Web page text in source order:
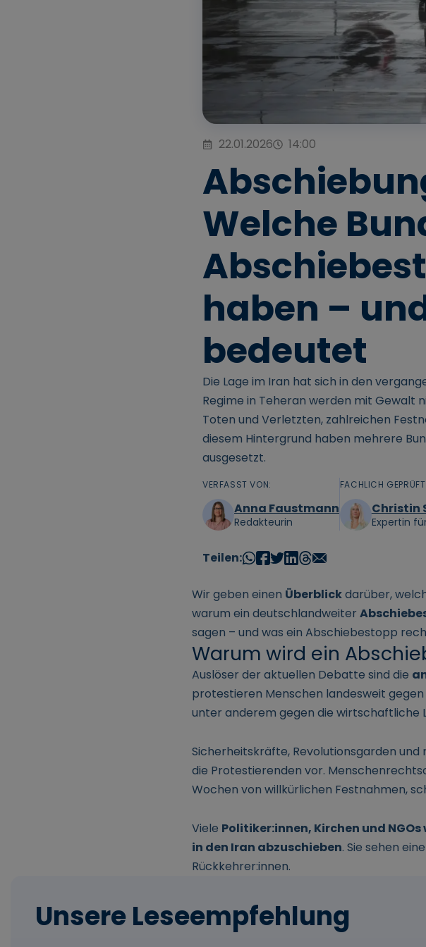
22.01.2026 14:00
Welche
haben –
bedeutet
Die Lage im Iran hat sich in den
Regime in Teheran werden mit Gewalt
Toten und Verletzten, zahlreichen
diesem Hintergrund haben mehrere
ausgesetzt.
VERFASST VON:
Anna Faustmann
Redakteurin
FACHLICH
Christin
Expertin
Teilen:
Wir geben einen Überblickdarüber,
warum ein deutschlandweiter
sagen – und was ein Abschiebestopp
Warum wird ein
Auslöser der aktuellen Debatte sind die
protestieren Menschen landesweit
unter anderem gegen die wirtschaftliche
Sicherheitskräfte, Revolutionsgarden
die Protestierenden vor.
Wochen von willkürlichen Festnahmen,
Viele Politiker:innen, Kirchen und NGOs
in den Iran abzuschieben. Sie sehen
Rückkehrer:innen.
Unsere Leseempfehlung